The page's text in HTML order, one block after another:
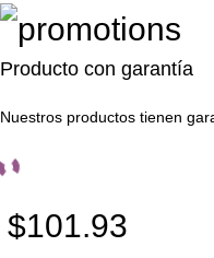
Producto con garantía
Nuestros productos tienen
$101.93